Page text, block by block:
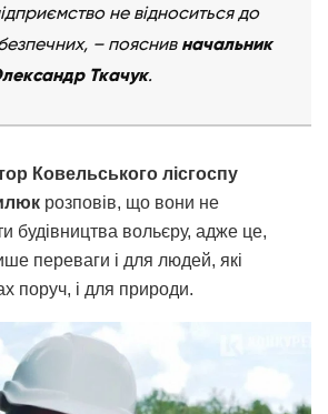
не відноситься до
– пояснив начальник
Ткачук.
Ковельського лісгоспу
розповів, що вони не
будівництва вольєру, адже це,
переваги і для людей, які
поруч, і для природи.